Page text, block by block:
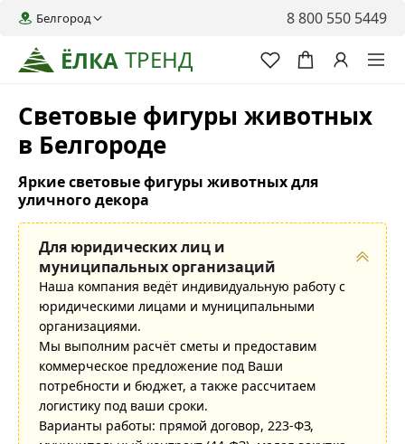
ЁЛКА ТРЕНД
Белгород 8 800 550 5449
Световые фигуры животных
в Белгороде
Яркие световые фигуры животных для
уличного декора
Для юридических лиц и
муниципальных организаций
Наша компания ведёт индивидуальную работу с
юридическими лицами и муниципальными
организациями.
Мы выполним расчёт сметы и предоставим
коммерческое предложение под Ваши
потребности и бюджет, а также рассчитаем
логистику под ваши сроки.
Варианты работы: прямой договор, 223-ФЗ,